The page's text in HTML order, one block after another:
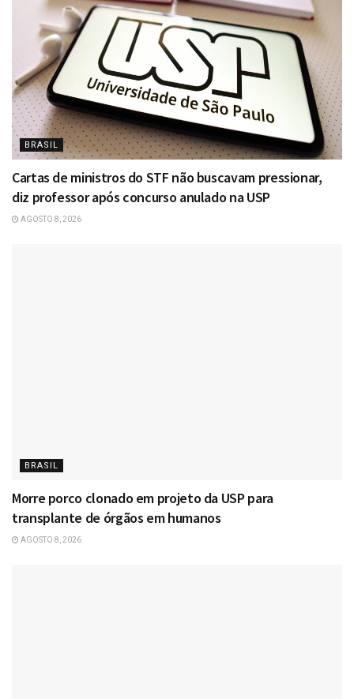
BRASIL
Cartas de ministros do STF não buscavam pressionar,
diz professor após concurso anulado na USP
AGOSTO 8, 2026
BRASIL
Morre porco clonado em projeto da USP para
transplante de órgãos em humanos
AGOSTO 8, 2026